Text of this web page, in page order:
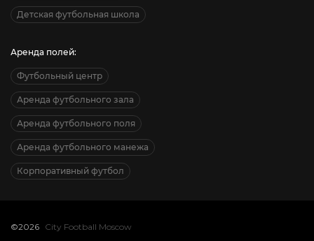
Детская футбольная школа
Аренда полей:
Футбольный центр
Аренда футбольного зала
Аренда футбольного поля
Аренда футбольного манежа
Корпоративный футбол
©2026 City Football Moscow